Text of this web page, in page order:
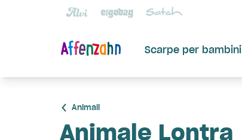
Scarpe per bambini
Animali
Animale Lontra